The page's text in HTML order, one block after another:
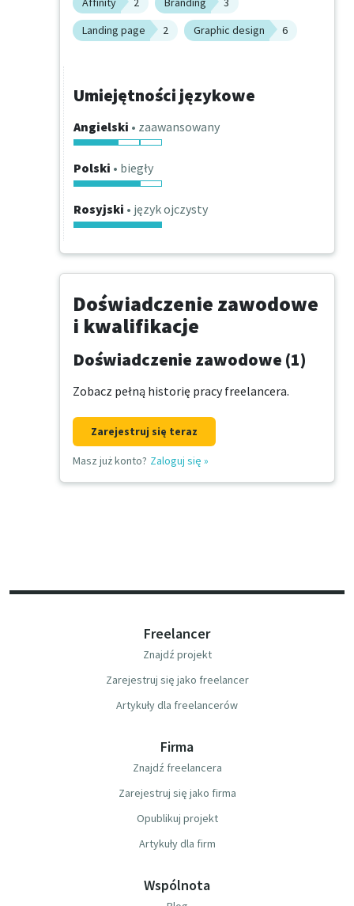
Landing page
2 Graphic design 6
Umiejętności językowe
Angielski • zaawansowany
Polski • biegły
Rosyjski • język ojczysty
Doświadczenie zawodowe
i kwalifikacje
Doświadczenie zawodowe (1)
Zobacz pełną historię pracy freelancera.
Zarejestruj się teraz
Masz już konto? Zaloguj się »
Freelancer
Znajdź projekt
Zarejestruj się jako freelancer
Artykuły dla freelancerów
Firma
Znajdź freelancera
Zarejestruj się jako firma
Opublikuj projekt
Artykuły dla firm
Wspólnota